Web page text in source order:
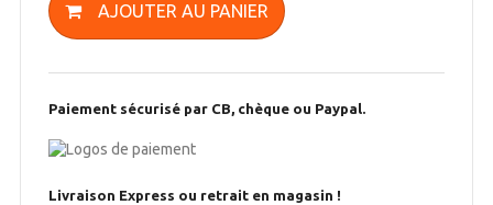
AJOUTER AU PANIER
Paiement sécurisé par CB, chèque ou Paypal.
Livraison Express ou retrait en magasin !